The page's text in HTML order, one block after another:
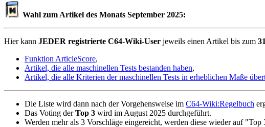
Wahl zum Artikel des Monats September 2025:
Hier kann JEDER registrierte C64-Wiki-User jeweils einen Artikel bis zum
Funktion ArticleScore,
Artikel, die alle maschinellen Tests bestanden haben,
Artikel, die alle Kriterien der maschinellen Tests in erheblichen Maße
Die Liste wird dann nach der Vorgehensweise im C64-Wiki:Regelbuch
Das Voting derTop 3 wird im August 2025 durchgeführt.
Werden mehr als 3 Vorschläge eingereicht, werden diese wieder auf "Top